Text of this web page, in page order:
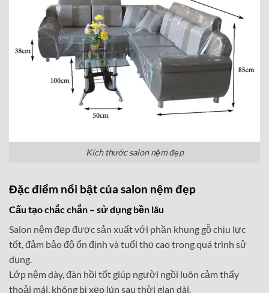
Kích thước salon nệm đẹp
Đặc điểm nổi bật của salon nệm đẹp
Cấu tạo chắc chắn – sử dụng bền lâu
Salon nệm đẹp được sản xuất với phần khung gỗ chịu lực
tốt, đảm bảo độ ổn định và tuổi thọ cao trong quá trình sử
dụng.
Lớp nệm dày, đàn hồi tốt giúp người ngồi luôn cảm thấy
thoải mái, không bị xẹp lún sau thời gian dài.